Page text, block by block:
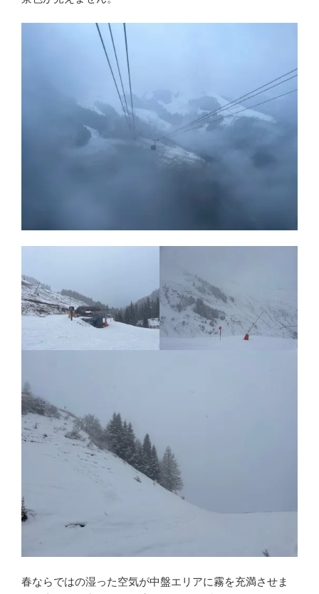
春ならではの湿った空気が中盤エリアに霧を充満させま